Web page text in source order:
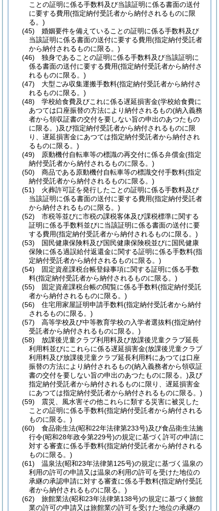
ことの証明に係る手数料及び当該証明に係る書面の送付
に要する費用(指定納付受託者から納付されるものに限
る。)
(45)
婚姻要件を備えていることの証明に係る手数料及び
当該証明に係る書面の送付に要する費用(指定納付受託者
から納付されるものに限る。)
(46)
独身であることの証明に係る手数料及び当該証明に
係る書面の送付に要する費用(指定納付受託者から納付さ
れるものに限る。)
(47)
大型ごみ収集運搬手数料(指定納付受託者から納付さ
れるものに限る。)
(48)
学校給食費及びこれに係る遅延損害金(学校給食費に
あつては口座振替の方法により納付されるもの(納入義務
者から領収証書の交付を要しない旨の申出のあつたもの
に限る。)及び指定納付受託者から納付されるものに限
り、遅延損害金にあつては指定納付受託者から納付され
るものに限る。)
(49)
原動機付自転車等の標識の再交付に係る弁償金(指定
納付受託者から納付されるものに限る。)
(50)
商品である原動機付自転車等の標識交付手数料(指定
納付受託者から納付されるものに限る。)
(51)
火葬許可証を発行したことの証明に係る手数料及び
当該証明に係る書面の送付に要する費用(指定納付受託者
から納付されるものに限る。)
(52)
市税等並びに市税の課税客体及び課税標準に関する
証明に係る手数料並びに当該証明に係る書面の送付に要
する費用(指定納付受託者から納付されるものに限る。)
(53)
国民健康保険料及び国民健康保険税並びに国民健康
保険に係る過誤給付返還金に関する証明に係る手数料(指
定納付受託者から納付されるものに限る。)
(54)
固定資産課税台帳登録事項に関する証明に係る手数
料(指定納付受託者から納付されるものに限る。)
(55)
固定資産課税台帳の閲覧に係る手数料(指定納付受託
者から納付されるものに限る。)
(56)
住宅用家屋証明申請手数料(指定納付受託者から納付
されるものに限る。)
(57)
高等学校及び中等教育学校の入学者選抜料(指定納付
受託者から納付されるものに限る。)
(58)
放課後児童クラブ利用料及び放課後児童クラブ延長
利用料並びにこれらに係る遅延損害金(放課後児童クラブ
利用料及び放課後児童クラブ延長利用料にあつては口座
振替の方法により納付されるもの(納入義務者から領収証
書の交付を要しない旨の申出のあつたものに限る。)及び
指定納付受託者から納付されるものに限り、遅延損害金
にあつては指定納付受託者から納付されるものに限る。)
(59)
震災、風水害その他これらに類する災害に被災した
ことの証明に係る手数料(指定納付受託者から納付される
ものに限る。)
(60)
食品衛生法(昭和22年法律第233号)及び食品衛生法施
行令(昭和28年政令第229号)の規定に基づく許可の申請に
対する審査に係る手数料(指定納付受託者から納付される
ものに限る。)
(61)
温泉法(昭和23年法律第125号)の規定に基づく温泉の
利用の許可の申請又は温泉の利用の許可を受けた地位の
承継の承認申請に対する審査に係る手数料(指定納付受託
者から納付されるものに限る。)
(62)
旅館業法(昭和23年法律第138号)の規定に基づく旅館
業の許可の申請又は旅館業の許可を受けた地位の承継の